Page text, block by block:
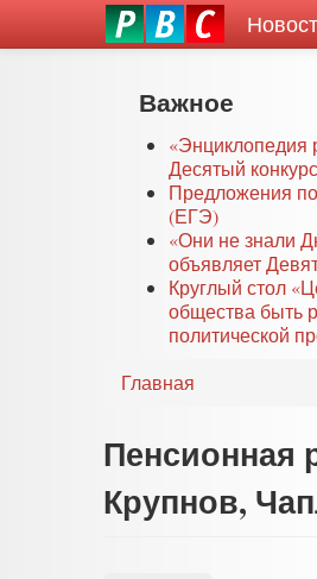
Важное
«Энциклопедия
Десятый
Предложения
(ЕГЭ)
«Они не знали
объявляет
Круглый стол
общества быть
политической
Главная
Пенсионная
Крупнов,